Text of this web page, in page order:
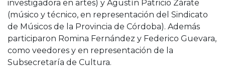
investigadora en artes) y Agustín Patricio Zárate
(músico y técnico, en representación del Sindicato
de Músicos de la Provincia de Córdoba). Además
participaron Romina Fernández y Federico Guevara,
como veedores y en representación de la
Subsecretaría de Cultura.